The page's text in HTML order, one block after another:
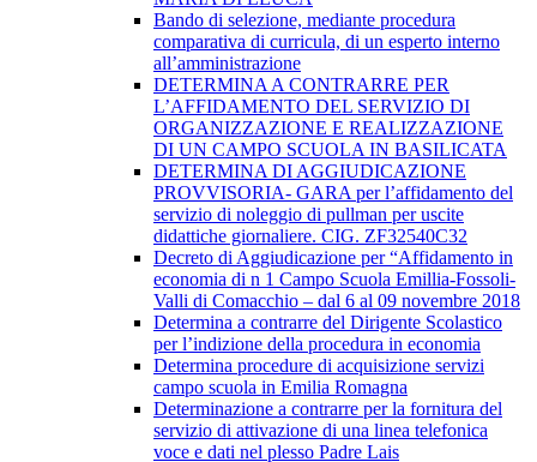
Bando di selezione, mediante procedura
comparativa di curricula, di un esperto interno
all’amministrazione
DETERMINA A CONTRARRE PER
L’AFFIDAMENTO DEL SERVIZIO DI
ORGANIZZAZIONE E REALIZZAZIONE
DI UN CAMPO SCUOLA IN BASILICATA
​DETERMINA DI AGGIUDICAZIONE
PROVVISORIA- GARA per l’affidamento del
servizio di noleggio di pullman per uscite
didattiche giornaliere. CIG. ZF32540C32
Decreto di Aggiudicazione per “Affidamento in
economia di n 1 Campo Scuola Emillia-Fossoli-
Valli di Comacchio – dal 6 al 09 novembre 2018
Determina a contrarre del Dirigente Scolastico
per l’indizione della procedura in economia
Determina procedure di acquisizione servizi
campo scuola in Emilia Romagna
Determinazione a contrarre per la fornitura del
servizio di attivazione di una linea telefonica
voce e dati nel plesso Padre Lais